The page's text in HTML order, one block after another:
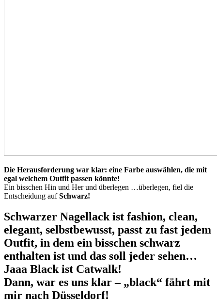
Die Herausforderung war klar: eine Farbe auswählen, die mit
egal welchem Outfit passen könnte!
Ein bisschen Hin und Her und überlegen …überlegen, fiel die
Entscheidung aufSchwarz!
Schwarzer Nagellack ist fashion, clean,
elegant, selbstbewusst, passt zu fast jedem
Outfit, in dem ein bisschen schwarz
enthalten ist und das soll jeder sehen…
Jaaa Black ist Catwalk!
Dann, war es uns klar – „black“ fährt mit
mir nach Düsseldorf!